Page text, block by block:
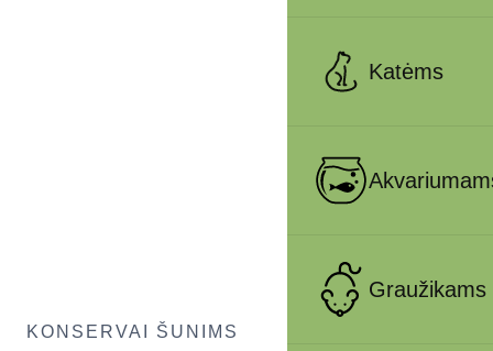
Katėms
Graužikams
KONSERVAI ŠUNIMS